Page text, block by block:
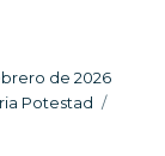
de 2026
Potestad